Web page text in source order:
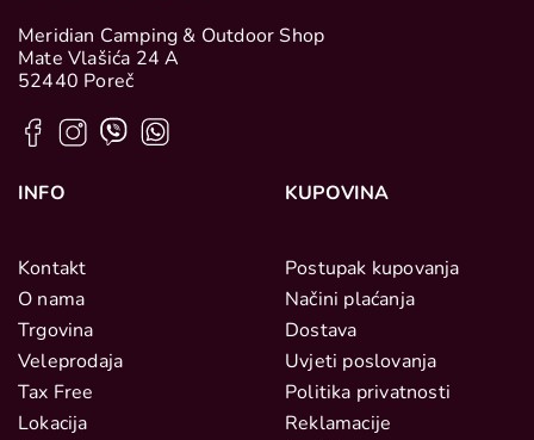
Meridian Camping & Outdoor Shop
Mate Vlašića 24 A
52440 Poreč
INFO
Kontakt
O nama
Trgovina
Veleprodaja
Tax Free
Lokacija
KUPOVINA
Postupak kupovanja
Načini plaćanja
Dostava
Uvjeti poslovanja
Politika privatnosti
Reklamacije